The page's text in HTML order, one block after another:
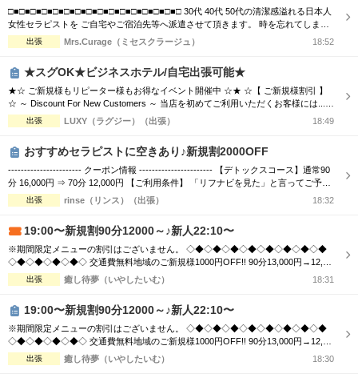
スタッフ指名可 Ｗセラピスト
駅から徒歩5分以内
閉じる
□■□■□■□■□■□■□■□■□■□■□■□■□■□■□■□ 30代 40代 50代の清潔感溢れる日本人
女性セラピストを ご自宅やご宿泊先等へ派遣させて頂きます。 時を忘れてしまう
程の癒しと心のこもった おもてなしをお届けします。 □■□■□■□■□■□■□■□■□■□
■□■□■□■□■□■□ お客様の日々のお疲れやストレスを心身共に癒す為 優しさ・気
出張 Mrs.Curage（ミセスクラージュ） 18:52
★スグOK★ビジネスホテル/自宅出張可能★
★☆ ご新規様もリピーター様もお得なイベント開催中 ☆★ ☆【 ご新規様割引 】
☆ ～ Discount For New Customers ～ 当店を初めてご利用いただくお客様には...
・初回限定で各コース総額より3,000円割引 ☆【 新人割 】☆ ～ New Face Therapi
st ～ NEW FACE マークの付いているセラピスト限定 ・各コース総額より3,000円
出張 LUXY（ラグジー）（出張） 18:49
おすすめセラピストに空きあり♪新規割2000OFF
----------------------- クーポン情報 ----------------------- 【デトックスコース】通常90
分 16,000円 ⇒ 70分 12,000円 【ご利用条件】 「リフナビを見た」と言ってご予約
いただいたお客様 ※指名料別途、エリア限定 お客様からのご予約お問い合わせ心
よりお待ち致しております(*^_^*) 出張・ホテルルーム型メンズエステ rinse〜リ...
出張 rinse（リンス）（出張） 18:32
19:00〜新規割90分12000～♪新人22:10〜
※期間限定メニューの割引はございません。 ◇◆◇◆◇◆◇◆◇◆◇◆◇◆◇◆
◇◆◇◆◇◆◇◆◇ 交通費無料地域のご新規様1000円OFF!! 90分13,000円→12,00
0円 120分16,000円→15,000円 150分20,000円→19,000円 ※指名料別途 ◇◆◇◆◇
◆◇◆◇◆◇◆◇◆◇◆◇◆◇◆◇◆◇◆◇ 市内の交通費を頂く地域のご新規様1
出張 癒し待夢（いやしたいむ） 18:31
19:00〜新規割90分12000～♪新人22:10〜
※期間限定メニューの割引はございません。 ◇◆◇◆◇◆◇◆◇◆◇◆◇◆◇◆
◇◆◇◆◇◆◇◆◇ 交通費無料地域のご新規様1000円OFF!! 90分13,000円→12,00
0円 120分16,000円→15,000円 150分20,000円→19,000円 ※指名料別途 ◇◆◇◆◇
◆◇◆◇◆◇◆◇◆◇◆◇◆◇◆◇◆◇◆◇ 市内の交通費を頂く地域のご新規様1
出張 癒し待夢（いやしたいむ） 18:30